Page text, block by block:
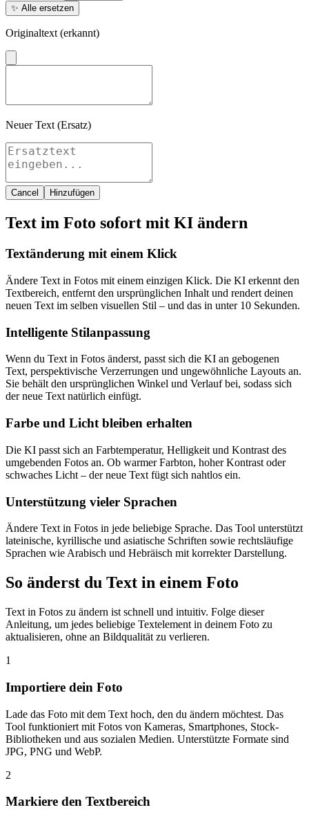
✨ Alle ersetzen
Originaltext (erkannt)
Neuer Text (Ersatz)
Cancel Hinzufügen
Text im Foto sofort mit KI ändern
Textänderung mit einem Klick
Ändere Text in Fotos mit einem einzigen Klick. Die KI erkennt den
Textbereich, entfernt den ursprünglichen Inhalt und rendert deinen
neuen Text im selben visuellen Stil – und das in unter 10 Sekunden.
Intelligente Stilanpassung
Wenn du Text in Fotos änderst, passt sich die KI an gebogenen
Text, perspektivische Verzerrungen und ungewöhnliche Layouts an.
Sie behält den ursprünglichen Winkel und Verlauf bei, sodass sich
der neue Text natürlich einfügt.
Farbe und Licht bleiben erhalten
Die KI passt sich an Farbtemperatur, Helligkeit und Kontrast des
umgebenden Fotos an. Ob warmer Farbton, hoher Kontrast oder
schwaches Licht – der neue Text fügt sich nahtlos ein.
Unterstützung vieler Sprachen
Ändere Text in Fotos in jede beliebige Sprache. Das Tool unterstützt
lateinische, kyrillische und asiatische Schriften sowie rechtsläufige
Sprachen wie Arabisch und Hebräisch mit korrekter Darstellung.
So änderst du Text in einem Foto
Text in Fotos zu ändern ist schnell und intuitiv. Folge dieser
Anleitung, um jedes beliebige Textelement in deinem Foto zu
aktualisieren, ohne an Bildqualität zu verlieren.
1
Importiere dein Foto
Lade das Foto mit dem Text hoch, den du ändern möchtest. Das
Tool funktioniert mit Fotos von Kameras, Smartphones, Stock-
Bibliotheken und aus sozialen Medien. Unterstützte Formate sind
JPG, PNG und WebP.
2
Markiere den Textbereich